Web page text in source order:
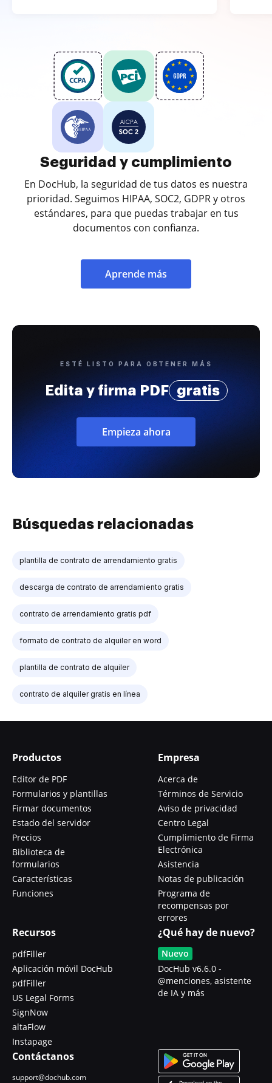
Seguridad y cumplimiento
En DocHub, la seguridad de tus datos es nuestra
prioridad. Seguimos HIPAA, SOC2, GDPR y otros
estándares, para que puedas trabajar en tus
documentos con confianza.
Aprende más
ESTÉ LISTO PARA OBTENER MÁS
Edita y firma PDF gratis
Empieza ahora
Búsquedas relacionadas
plantilla de contrato de arrendamiento gratis
descarga de contrato de arrendamiento gratis
contrato de arrendamiento gratis pdf
formato de contrato de alquiler en word
plantilla de contrato de alquiler
contrato de alquiler gratis en línea
Productos
Editor de PDF
Formularios y plantillas
Firmar documentos
Estado del servidor
Precios
Biblioteca de
formularios
Características
Funciones
Empresa
Acerca de
Términos de Servicio
Aviso de privacidad
Centro Legal
Cumplimiento de Firma
Electrónica
Asistencia
Notas de publicación
Programa de
recompensas por
errores
Recursos
pdfFiller
Aplicación móvil DocHub
pdfFiller
US Legal Forms
SignNow
altaFlow
Instapage
¿Qué hay de nuevo?
Nuevo
DocHub v6.6.0 -
@menciones, asistente
de IA y más
Contáctanos
support@dochub.com